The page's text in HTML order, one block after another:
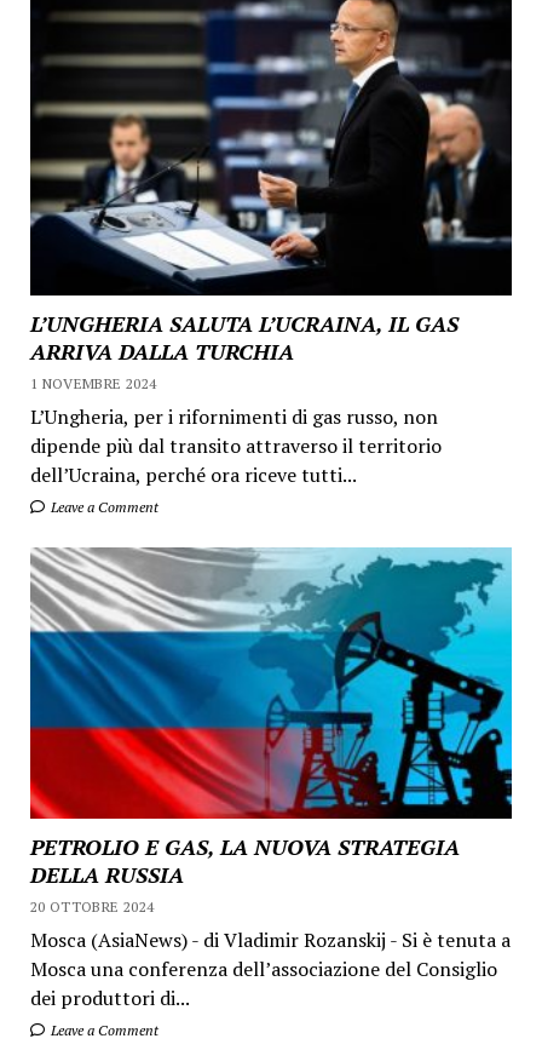
L’UNGHERIA SALUTA L’UCRAINA, IL GAS
ARRIVA DALLA TURCHIA
1 NOVEMBRE 2024
L’Ungheria, per i rifornimenti di gas russo, non
dipende più dal transito attraverso il territorio
dell’Ucraina, perché ora riceve tutti...
Leave a Comment
PETROLIO E GAS, LA NUOVA STRATEGIA
DELLA RUSSIA
20 OTTOBRE 2024
Mosca (AsiaNews) - di Vladimir Rozanskij - Si è tenuta a
Mosca una conferenza dell’associazione del Consiglio
dei produttori di...
Leave a Comment